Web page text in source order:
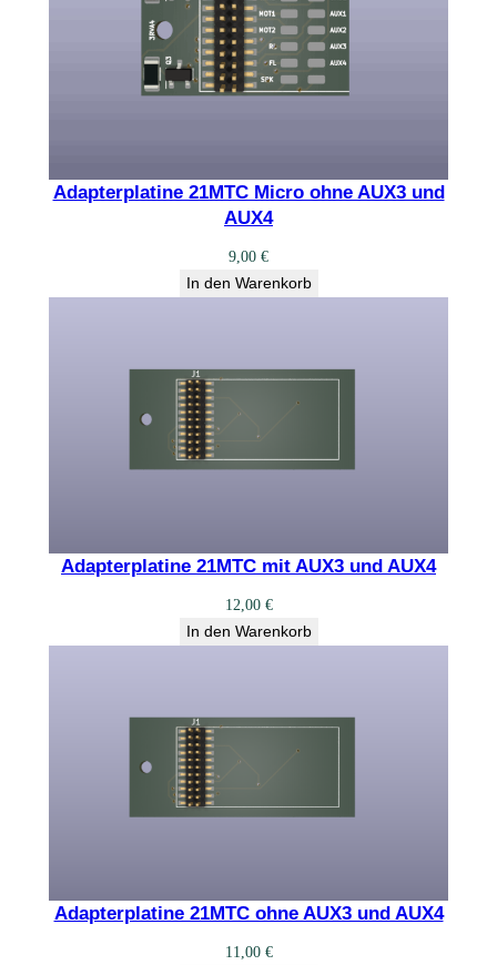
Adapterplatine 21MTC Micro ohne AUX3 und
AUX4
9,00 €
In den Warenkorb
Adapterplatine 21MTC mit AUX3 und AUX4
12,00 €
In den Warenkorb
Adapterplatine 21MTC ohne AUX3 und AUX4
11,00 €